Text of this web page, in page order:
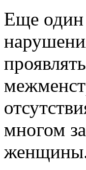
Еще один
многом